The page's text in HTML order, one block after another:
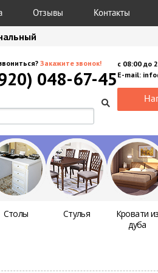
Отзывы Контакты
с 08:00 до
E-mail:
Закажите звонок!
048-67-45
Столы Стулья
Кровати из
дуба